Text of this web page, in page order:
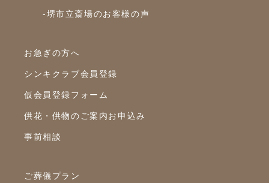
2023年6月
2023年4月
2023年3月
2023年2月
2023年1月
2022年12月
-堺市立斎場のお客様の声
お急ぎの方へ
シンキクラブ会員登録
仮会員登録フォーム
供花・供物のご案内お申込み
事前相談
ご葬儀プラン